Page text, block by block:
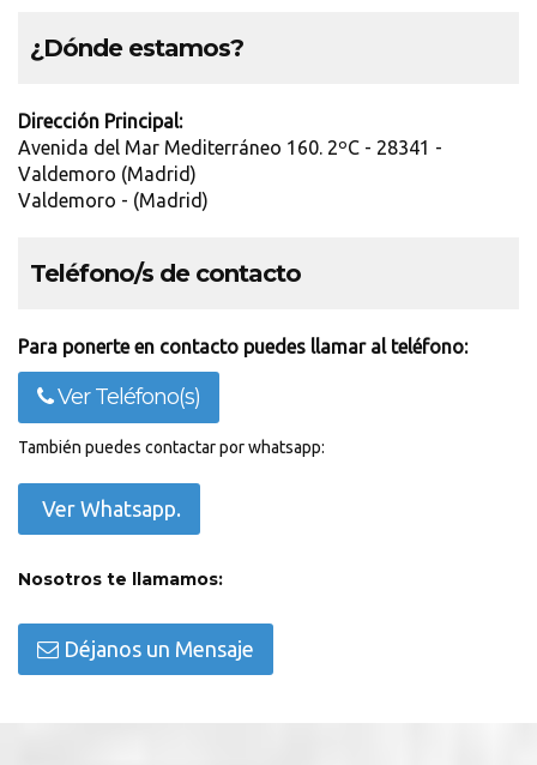
¿Dónde estamos?
Dirección Principal:
Avenida del Mar Mediterráneo 160. 2ºC - 28341 -
Valdemoro (Madrid)
Valdemoro - (Madrid)
Teléfono/s de contacto
Para ponerte en contacto puedes llamar al teléfono:
Ver Teléfono(s)
También puedes contactar por whatsapp:
Ver Whatsapp.
Nosotros te llamamos:
Déjanos un Mensaje